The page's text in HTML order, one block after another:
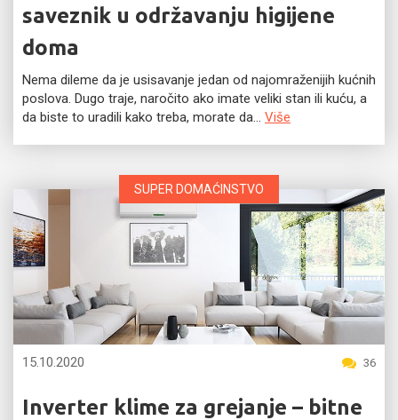
saveznik u održavanju higijene
doma
Nema dileme da je usisavanje jedan od najomraženijih kućnih
poslova. Dugo traje, naročito ako imate veliki stan ili kuću, a
da biste to uradili kako treba, morate da... Više
SUPER DOMAĆINSTVO
15.10.2020 36
Inverter klime za grejanje – bitne